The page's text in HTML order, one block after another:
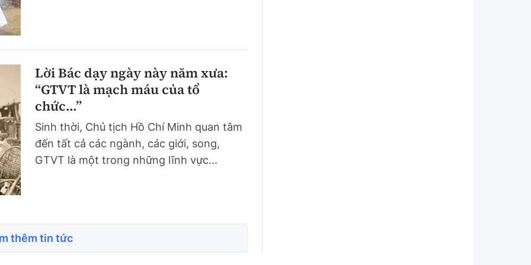
Lời Bác dạy ngày này năm xưa:
“GTVT là mạch máu của tổ
chức...”
Sinh thời, Chủ tịch Hồ Chí Minh quan tâm
đến tất cả các ngành, các giới, song,
GTVT là một trong những lĩnh vực...
thêm tin tức